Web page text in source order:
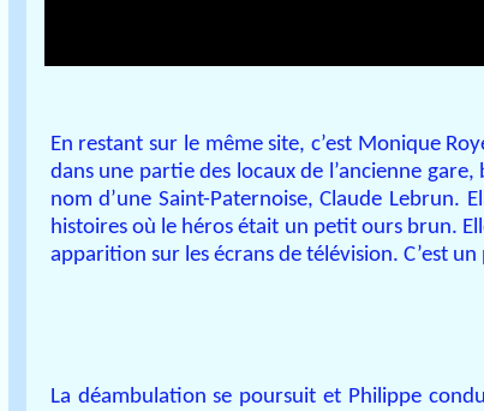
En restant sur le même site, c’est Monique
dans une partie des locaux de l’ancienne
nom d’une Saint-Paternoise, Claude
histoires où le héros était un petit ours brun.
apparition sur les écrans de télévision. C’est
La déambulation se poursuit et Philippe